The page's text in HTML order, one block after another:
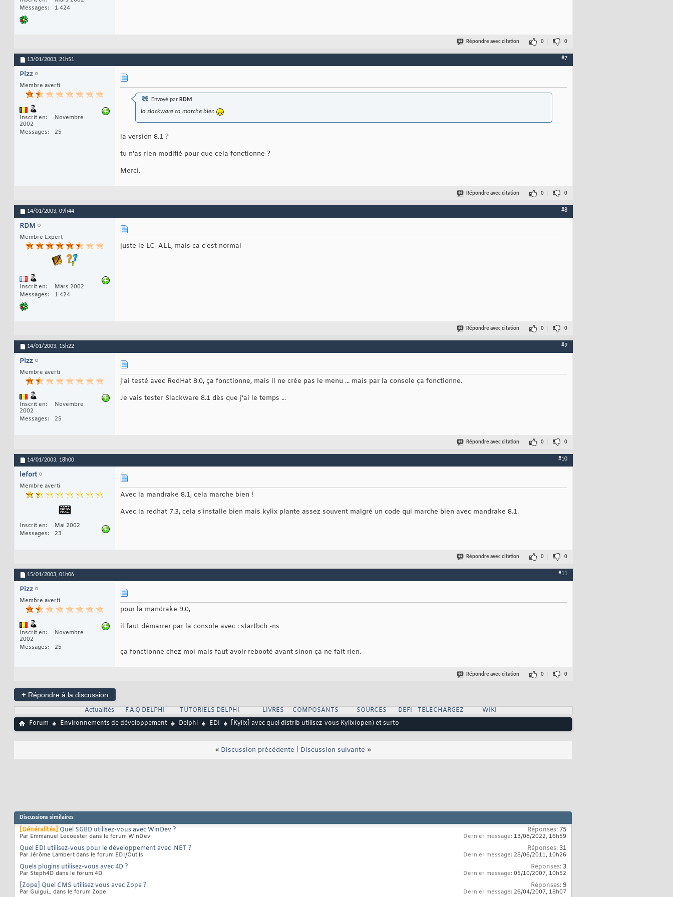
Messages
1 424
Répondre avec citation 0 0
13/01/2003, 21h51 #7
Pizz
Membre averti
Inscrit en
Novembre
2002
Messages
25
Envoyé par RDM
la slackware ca marche bien
la version 8.1 ?
tu n'as rien modifié pour que cela fonctionne ?
Merci.
Répondre avec citation 0 0
14/01/2003, 09h44 #8
RDM
Membre Expert
Inscrit en
Mars 2002
Messages
1 424
juste le LC_ALL, mais ca c'est normal
Répondre avec citation 0 0
14/01/2003, 15h22 #9
Pizz
Membre averti
Inscrit en
Novembre
2002
Messages
25
j'ai testé avec RedHat 8.0, ça fonctionne, mais il ne crée pas le menu ... mais par la console ça fonctionne.
Je vais tester Slackware 8.1 dès que j'ai le temps ...
Répondre avec citation 0 0
14/01/2003, 18h00 #10
lefort
Membre averti
Inscrit en
Mai 2002
Messages
23
Avec la mandrake 8.1, cela marche bien !
Avec la redhat 7.3, cela s'installe bien mais kylix plante assez souvent malgré un code qui marche bien avec mandrake 8.1.
Répondre avec citation 0 0
15/01/2003, 01h06 #11
Pizz
Membre averti
Inscrit en
Novembre
2002
Messages
25
pour la mandrake 9.0,
il faut démarrer par la console avec : startbcb -ns
ça fonctionne chez moi mais faut avoir rebooté avant sinon ça ne fait rien.
Répondre avec citation 0 0
+ Répondre à la discussion
Actualités
F.A.Q DELPHI TUTORIELS DELPHI LIVRES COMPOSANTS SOURCES DEFI TELECHARGEZ
WIKI
Forum
Environnements de développement Delphi EDI [Kylix] avec quel distrib utilisez-vous Kylix(open) et surto
« Discussion précédente Discussion suivante »
Discussions similaires
[Généralités] Quel SGBD utilisez-vous avec WinDev ?
Par Emmanuel Lecoester dans le forum WinDev
Réponses: 75
Dernier message: 13/08/2022, 16h59
Quel EDI utilisez-vous pour le développement avec .NET ?
Par Jérôme Lambert dans le forum EDI/Outils
Réponses: 31
Dernier message: 28/06/2011, 10h26
Quels plugins utilisez-vous avec 4D ?
Par Steph4D dans le forum 4D
Réponses: 3
Dernier message: 05/10/2007, 10h52
[Zope] Quel CMS utilisez vous avec Zope ?
Par Guigui_ dans le forum Zope
Réponses:9
Dernier message: 26/04/2007, 18h07